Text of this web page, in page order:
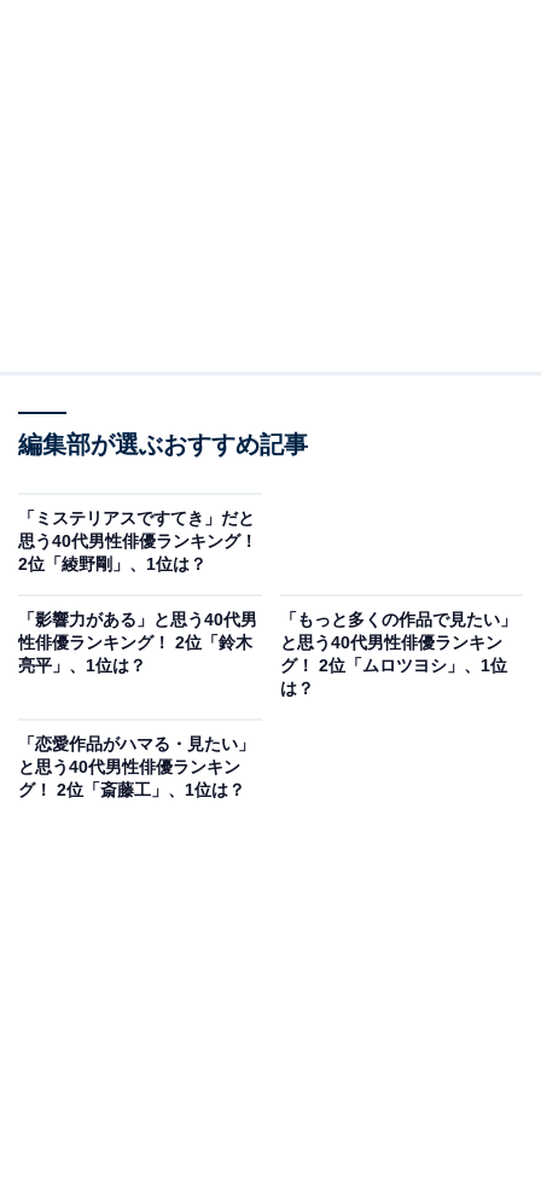
同年に『レガッタ』（テレビ朝日系）でドラマ初出演を
果たすと、ドラマ『メイちゃんの執事』（フジテレビ
ライオン』などに出演。NHK連続テレビ小説『花子とア
ン』や、大河ドラマ『西郷どん』にも出演しています。
回答者からは「実力があるから」（40代男性／新潟
県）、「英語も話せるようなので、日本だけでなく海外
でも活躍してほしい！」（30代女性／新潟県）、「美へ
／千葉県）などのコメントがありました。
編集部が選ぶおすすめ記事
「ミステリアスですてき」だと
思う40代男性俳優ランキング！
2位「綾野剛」、1位は？
「影響力がある」と思う40代男
性俳優ランキング！ 2位「鈴木
亮平」、1位は？
「もっと多くの作品で見たい」
と思う40代男性俳優ランキン
グ！ 2位「ムロツヨシ」、1位
は？
「恋愛作品がハマる・見たい」
と思う40代男性俳優ランキン
グ！ 2位「斎藤工」、1位は？